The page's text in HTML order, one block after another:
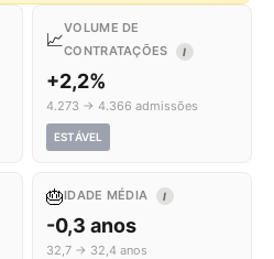
📈
VOLUME DE
CONTRATAÇÕES
I
+2,2%
4.273 → 4.366 admissões
ESTÁVEL
🎂IDADE MÉDIA I
-0,3 anos
32,7 → 32,4 anos